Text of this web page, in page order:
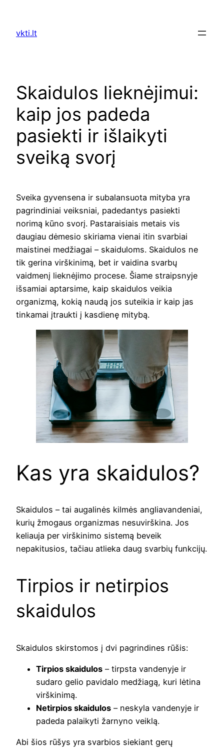
content
vkti.lt
Skaidulos lieknėjimui:
kaip jos padeda
pasiekti ir išlaikyti
sveiką svorį
Sveika gyvensena ir subalansuota mityba yra
pagrindiniai veiksniai, padedantys pasiekti
norimą kūno svorį. Pastaraisiais metais vis
daugiau dėmesio skiriama vienai itin svarbiai
maistinei medžiagai – skaiduloms. Skaidulos ne
tik gerina virškinimą, bet ir vaidina svarbų
vaidmenį lieknėjimo procese. Šiame straipsnyje
išsamiai aptarsime, kaip skaidulos veikia
organizmą, kokią naudą jos suteikia ir kaip jas
tinkamai įtraukti į kasdienę mitybą.
Kas yra skaidulos?
Skaidulos – tai augalinės kilmės angliavandeniai,
kurių žmogaus organizmas nesuvirškina. Jos
keliauja per virškinimo sistemą beveik
nepakitusios, tačiau atlieka daug svarbių funkcijų.
Tirpios ir netirpios
skaidulos
Skaidulos skirstomos į dvi pagrindines rūšis:
Tirpios skaidulos – tirpsta vandenyje ir
sudaro gelio pavidalo medžiagą, kuri lėtina
virškinimą.
Netirpios skaidulos – neskyla vandenyje ir
padeda palaikyti žarnyno veiklą.
Abi šios rūšys yra svarbios siekiant gerų